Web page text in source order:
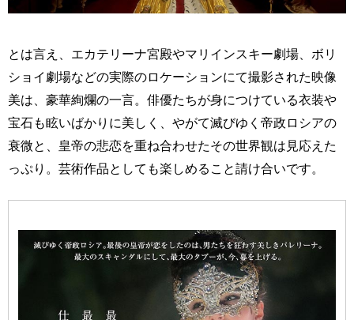
とは言え、エカテリーナ宮殿やマリインスキー劇場、ボリ
ショイ劇場などの実際のロケーションにて撮影された映像
美は、豪華絢爛の一言。俳優たちが身につけている衣装や
宝石も眩いばかりに美しく、やがて滅びゆく帝政ロシアの
衰微と、皇帝の悲恋を重ね合わせたその世界観は見応えた
っぷり。芸術作品としても楽しめること請け合いです。